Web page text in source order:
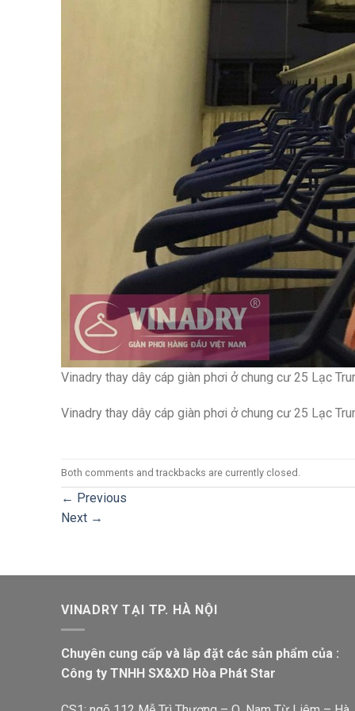
Vinadry thay dây cáp giàn phơi ở chung cư 25 Lạc
Vinadry thay dây cáp giàn phơi ở chung cư 25 Lạc
Both comments and trackbacks are currently closed.
← Previous
Next →
VINADRY TẠI TP. HÀ NỘI
Chuyên cung cấp và lắp đặt các sản phẩm của :
Công ty TNHH SX&XD Hòa Phát Star